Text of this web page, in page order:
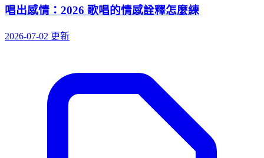
唱出感情：2026 歌唱的情感詮釋怎麼練
2026-07-02 更新